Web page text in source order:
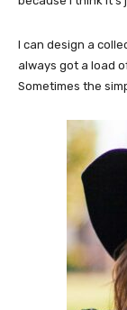
I can design a
always got a load
Sometimes the